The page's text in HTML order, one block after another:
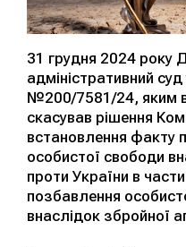
31 грудня 2024 року
адміністративний
№200/7581/24, яким
скасував рішення
встановлення факту
особистої свободи
проти України в
позбавлення
внаслідок збройної